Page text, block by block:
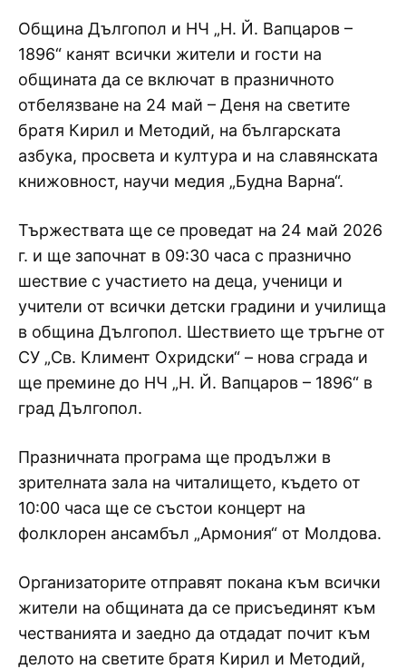
Община Дългопол и НЧ „Н. Й. Вапцаров –
1896“ канят всички жители и гости на
общината да се включат в празничното
отбелязване на 24 май – Деня на светите
братя Кирил и Методий, на българската
азбука, просвета и култура и на славянската
книжовност, научи медия „Будна Варна“.
Тържествата ще се проведат на 24 май 2026
г. и ще започнат в 09:30 часа с празнично
шествие с участието на деца, ученици и
учители от всички детски градини и училища
в община Дългопол. Шествието ще тръгне от
СУ „Св. Климент Охридски“ – нова сграда и
ще премине до НЧ „Н. Й. Вапцаров – 1896“ в
град Дългопол.
Празничната програма ще продължи в
зрителната зала на читалището, където от
10:00 часа ще се състои концерт на
фолклорен ансамбъл „Армония“ от Молдова.
Организаторите отправят покана към всички
жители на общината да се присъединят към
честванията и заедно да отдадат почит към
делото на светите братя Кирил и Методий,